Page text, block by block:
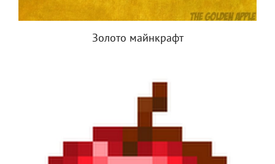
Золото майнкрафт